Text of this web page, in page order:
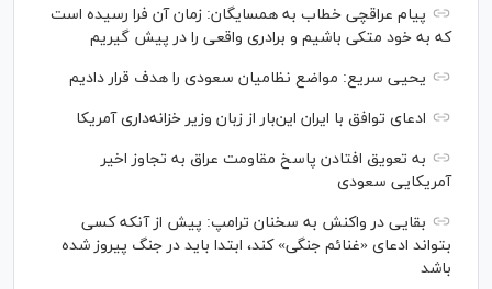
پیام عراقچی خطاب به همسایگان: زمان آن فرا رسیده است
که به خود متکی باشیم و برادری واقعی را در پیش گیریم
یحیی سریع: مواضع نظامیان سعودی را هدف قرار دادیم
ادعای توافق با ایران این‌بار از زبان وزیر خزانه‌داری آمریکا
به تعویق افتادن پاسخ مقاومت عراق به تجاوز اخیر
آمریکایی سعودی
بقایی در واکنش به سخنان ترامپ: پیش از آنکه کسی
بتواند ادعای «غنائم جنگی» کند، ابتدا باید در جنگ پیروز شده
باشد